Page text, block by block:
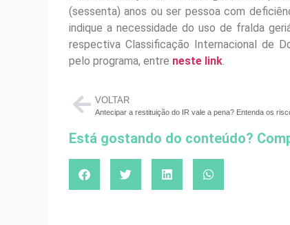
(sessenta) anos ou ser pessoa com
indique a necessidade do uso de fralda
respectiva Classificação Internacional de
pelo programa, entre neste link.
VOLTAR
Antecipar a restituição do IR vale a pena? Entenda os
Está gostando do conteúdo?